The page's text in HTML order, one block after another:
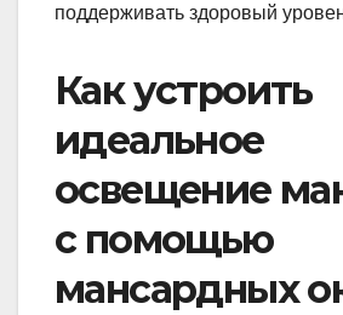
поддерживать здоровый
Как устроить
идеальное
освещение
с помощью
мансардных